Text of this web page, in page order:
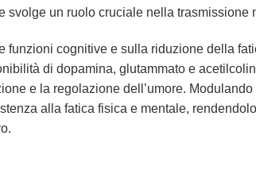
un ruolo cruciale nella trasmissione
cognitive e sulla riduzione della
di dopamina, glutammato e
e la regolazione dell’umore.
alla fatica fisica e mentale,